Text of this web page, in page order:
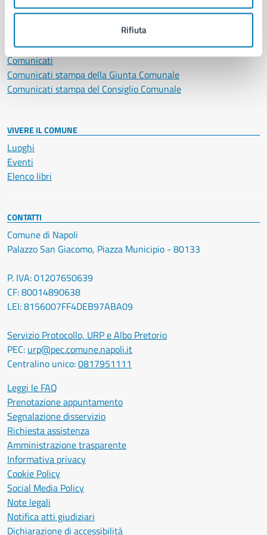
Rifiuta
NOVITÀ
Avvisi
Comunicati
Comunicati stampa della Giunta Comunale
Comunicati stampa del Consiglio Comunale
VIVERE IL COMUNE
Luoghi
Eventi
Elenco libri
CONTATTI
Comune di Napoli
Palazzo San Giacomo, Piazza Municipio - 80133
P. IVA: 01207650639
CF: 80014890638
LEI: 8156007FF4DEB97ABA09
Servizio Protocollo, URP e Albo Pretorio
PEC: urp@pec.comune.napoli.it
Centralino unico:0817951111
Leggi le FAQ
Prenotazione appuntamento
Segnalazione disservizio
Richiesta assistenza
Amministrazione trasparente
Informativa privacy
Cookie Policy
Social Media Policy
Note legali
Notifica atti giudiziari
Dichiarazione di accessibilità